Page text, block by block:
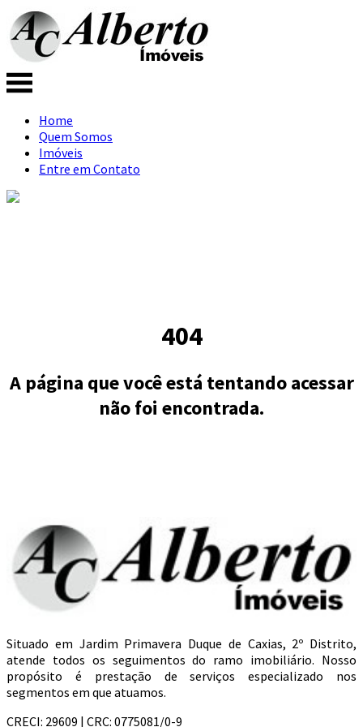
Home
Quem Somos
Imóveis
Entre em Contato
404
A página que você está tentando acessar
não foi encontrada.
Situado em Jardim Primavera Duque de Caxias, 2º Distrito,
atende todos os seguimentos do ramo imobiliário. Nosso
propósito é prestação de serviços especializado nos
segmentos em que atuamos.
CRECI: 29609 | CRC: 0775081/0-9